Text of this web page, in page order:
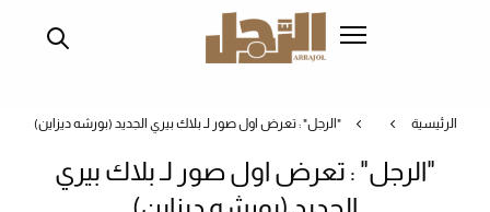
الرئيسية "الرجل" : تعرض اول صور لـ بلاك بيري الجديد (بورشه ديزاين)
"الرجل" : تعرض اول صور لـ بلاك بيري